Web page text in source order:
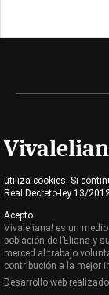
utiliza cookies. Si
Real Decreto-ley 13/
Acepto
Vivaleliana! es un
población de l’Eliana y
merced al trabajo
contribución a la mejor
Desarrollo web